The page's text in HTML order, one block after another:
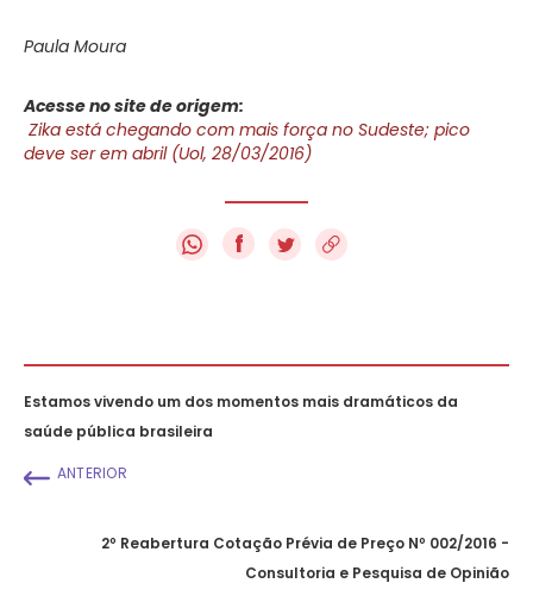
Paula Moura
Acesse no site de origem:
Zika está chegando com mais força no Sudeste; pico
deve ser em abril (Uol, 28/03/2016)
f
Estamos vivendo um dos momentos mais dramáticos da
saúde pública brasileira
ANTERIOR
2º Reabertura Cotação Prévia de Preço Nº 002/2016 -
Consultoria e Pesquisa de Opinião